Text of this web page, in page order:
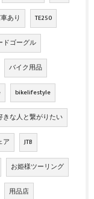
あり TE250
ドゴーグル
バイク用品
bikelifestyle
きな人と繋がりたい
ア JTB
お姫様ツーリング
用品店